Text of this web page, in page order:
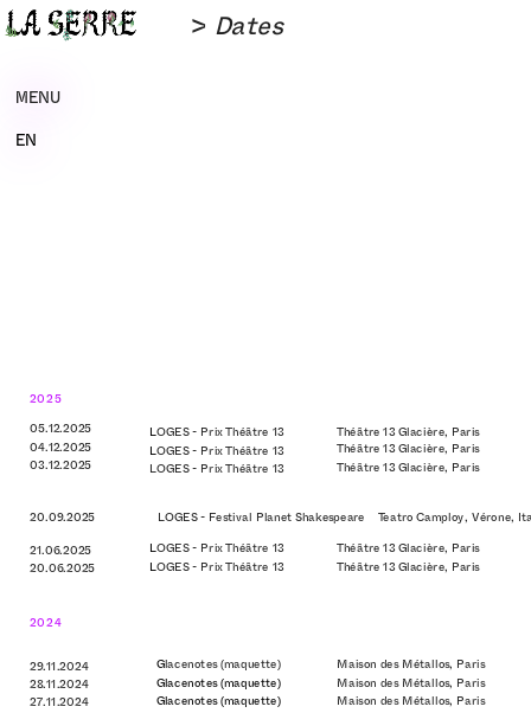
MENU
EN
> Dates
2025
05.12.2025
04.12.2025
03.12.2025
20.09.2025                   LOGES - Festival Planet Shakespeare    Teatro Camploy, Vérone,
Théâtre 13 Glacière, Paris
LOGES - Prix Théâtre 13
LOGES - Prix Théâtre 13
LOGES - Prix Théâtre 13
Théâtre 13 Glacière, Paris
Théâtre 13 Glacière, Paris
LOGES - Prix Théâtre 13
LOGES - Prix Théâtre 13
Théâtre 13 Glacière, Paris
Théâtre 13 Glacière, Paris
21.06.2025
20.06.2025
2024
Glacenotes (maquette)
Glacenotes (maquette)
Glacenotes (maquette)
Maison des Métallos, Paris
Maison des Métallos, Paris
Maison des Métallos, Paris
29.11.2024
28.11.2024
27.11.2024